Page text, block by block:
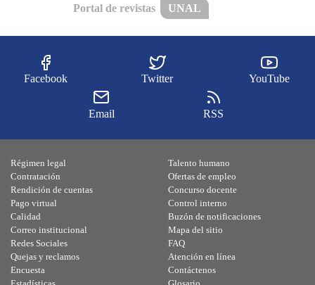
Portal de revistas UNAL
Facebook Twitter YouTube
Email RSS
Régimen legal
Contratación
Rendición de cuentas
Pago virtual
Calidad
Talento humano
Ofertas de empleo
Concurso docente
Control interno
Buzón de notificaciones
Correo institucional
Redes Sociales
Quejas y reclamos
Encuesta
Mapa del sitio
FAQ
Atención en línea
Contáctenos